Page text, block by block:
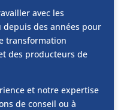
avec les
des années pour
transformation
des producteurs de
et notre expertise
de conseil ou à